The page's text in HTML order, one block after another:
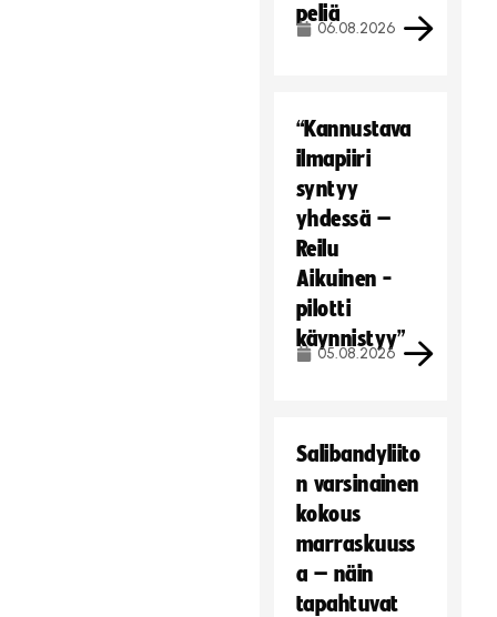
peliä
06.08.2026
“Kannustava
ilmapiiri
syntyy
yhdessä –
Reilu
Aikuinen -
pilotti
käynnistyy”
05.08.2026
Salibandyliito
n varsinainen
kokous
marraskuuss
a – näin
tapahtuvat